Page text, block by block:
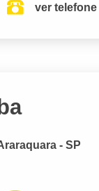
ver telefone
- SP